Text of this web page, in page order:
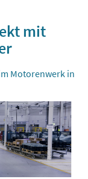
mit
Motorenwerk in